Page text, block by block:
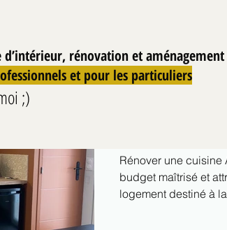
Rénover une cuisine
budget maîtrisé et attractivité
logement destiné à
Eloïse PORTMANN
30 janv.
2 min de
rénovation et
et pour les particuliers
;)